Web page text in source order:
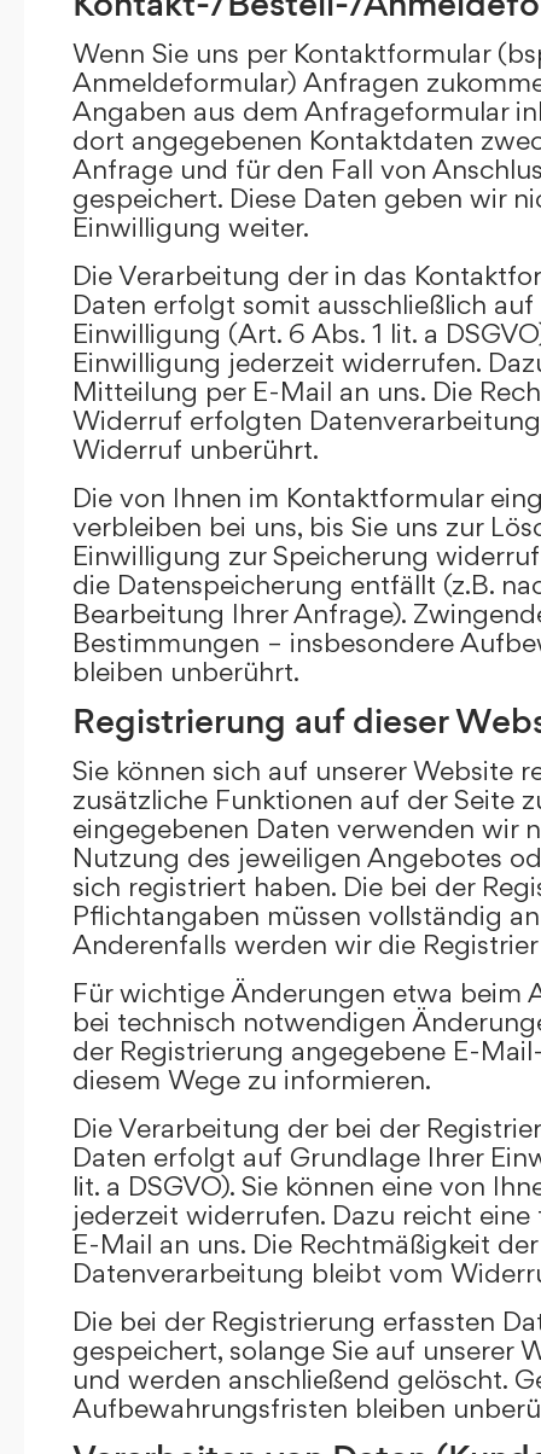
Wenn Sie uns per Kontaktformular
Anmeldeformular) Anfragen
Angaben aus dem Anfrageformular
dort angegebenen Kontaktdaten
Anfrage und für den Fall von
gespeichert. Diese Daten geben wir
Einwilligung weiter.
Die Verarbeitung der in das
Daten erfolgt somit ausschließlich
Einwilligung (Art. 6 Abs. 1 lit. a
Einwilligung jederzeit widerrufen.
Mitteilung per E-Mail an uns. Die
Widerruf erfolgten
Widerruf unberührt.
Die von Ihnen im Kontaktformular
verbleiben bei uns, bis Sie uns zur
Einwilligung zur Speicherung
die Datenspeicherung entfällt (z.B.
Bearbeitung Ihrer Anfrage).
Bestimmungen – insbesondere
bleiben unberührt.
Registrierung auf dieser
Sie können sich auf unserer Website
zusätzliche Funktionen auf der Seite
eingegebenen Daten verwenden wir
Nutzung des jeweiligen Angebotes
sich registriert haben. Die bei der
Pflichtangaben müssen vollständig
Anderenfalls werden wir die
Für wichtige Änderungen etwa beim
bei technisch notwendigen
der Registrierung angegebene E-
diesem Wege zu informieren.
Die Verarbeitung der bei der
Daten erfolgt auf Grundlage Ihrer
lit. a DSGVO). Sie können eine von
jederzeit widerrufen. Dazu reicht
E-Mail an uns. Die Rechtmäßigkeit
Datenverarbeitung bleibt vom
Die bei der Registrierung erfassten
gespeichert, solange Sie auf unserer
und werden anschließend gelöscht.
Aufbewahrungsfristen bleiben